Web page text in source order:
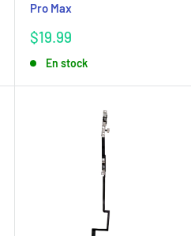
Pro Max
Prix
$19.99
En stock